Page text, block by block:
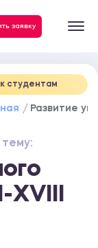
заявку
студентам
Развитие
ХVIII